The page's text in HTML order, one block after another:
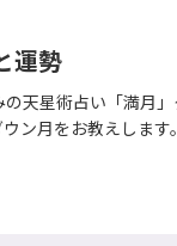
運勢
天星術占い「満月
ン月をお教えします。